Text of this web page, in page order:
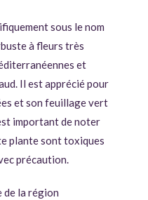
sous le nom
à fleurs très
et
Il est apprécié pour
et son feuillage vert
important de noter
plante sont toxiques
précaution.
la région